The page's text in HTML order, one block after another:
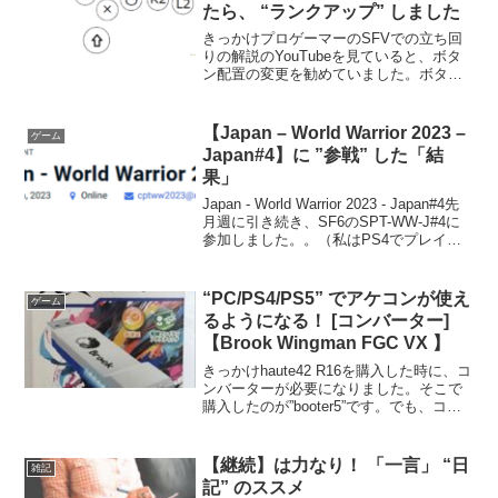
たら、 “ランクアップ” しました
きっかけプロゲーマーのSFVでの立ち回
りの解説のYouTubeを見ていると、ボタ
ン配置の変更を勧めていました。ボタン
うことで、デフォルト配置から変更する
ことにしました。...
ゲーム
【Japan – World Warrior 2023 –
Japan#4】に ”参戦” した「結
果」
Japan - World Warrior 2023 - Japan#4先
月週に引き続き、SF6のSPT-WW-J#4に
参加しました。。（私はPS4でプレイし
構な人...
ゲーム
“PC/PS4/PS5” でアケコンが使え
るようになる！ [コンバーター]
【Brook Wingman FGC VX 】
きっかけhaute42 R16を購入した時に、コ
ンバーターが必要になりました。そこで
購入したのが”booter5”です。でも、コン
場を調べようと思ったら、なにやら新...
雑記
【継続】は力なり！ 「一言」 “日
記” のススメ